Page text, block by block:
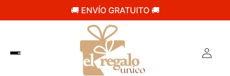
🚚 ENVÍO GRATUITO 🚚